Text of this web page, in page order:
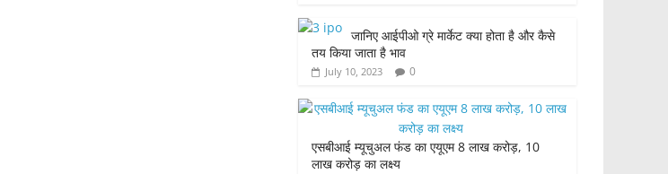
जानिए आईपीओ ग्रे मार्केट क्या होता है और कैसे
तय किया जाता है भाव
July 10, 2023 0
एसबीआई म्यूचुअल फंड का एयूएम 8 लाख करोड़, 10
लाख करोड़ का लक्ष्य